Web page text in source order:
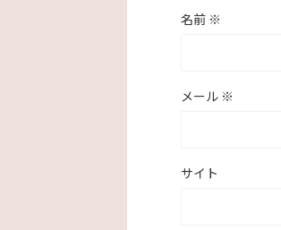
名前 ※
メール ※
サイト